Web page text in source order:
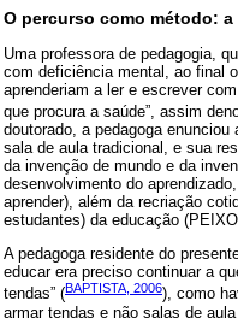
O percurso como método:
Uma professora de pedagogia,
com deficiência mental, ao final
aprenderiam a ler e escrever
que procura a saúde”, assim
doutorado, a pedagoga
sala de aula tradicional, e sua
da invenção de mundo e da
desenvolvimento do
aprender), além da recriação
estudantes) da educação
A pedagoga residente do
educar era preciso continuar a
tendas” (BAPTISTA, 2006), como
armar tendas e não salas de